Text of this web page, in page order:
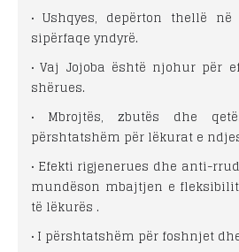
• Ushqyes, depërton thellë
sipërfaqe yndyrë.
• Vaj Jojoba është njohur për
shërues.
• Mbrojtës, zbutës dhe
përshtatshëm për lëkurat e
• Efekti rigjenerues dhe anti-
mundëson mbajtjen e
të lëkurës .
• I përshtatshëm për foshnjet